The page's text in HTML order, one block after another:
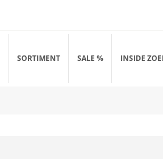
SORTIMENT SALE % INSIDE